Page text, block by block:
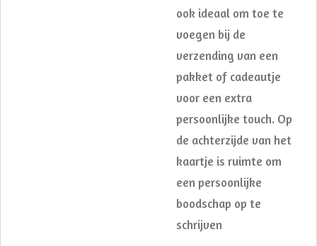
ook ideaal om toe te
voegen bij de
verzending van een
pakket of cadeautje
voor een extra
persoonlijke touch. Op
de achterzijde van het
kaartje is ruimte om
een persoonlijke
boodschap op te
schrijven